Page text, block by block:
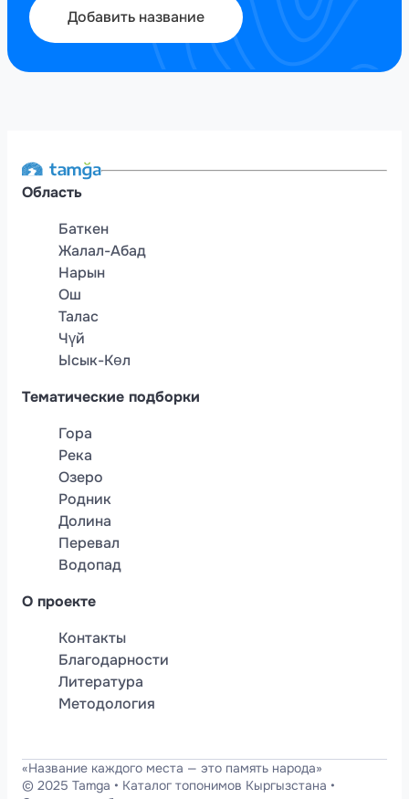
Добавить название
Область
Баткен
Жалал-Абад
Нарын
Ош
Талас
Чүй
Ысык-Көл
Тематические подборки
Гора
Река
Озеро
Родник
Долина
Перевал
Водопад
О проекте
Контакты
Благодарности
Литература
Методология
«Название каждого места — это память народа»
© 2025 Tamga • Каталог топонимов Кыргызстана •